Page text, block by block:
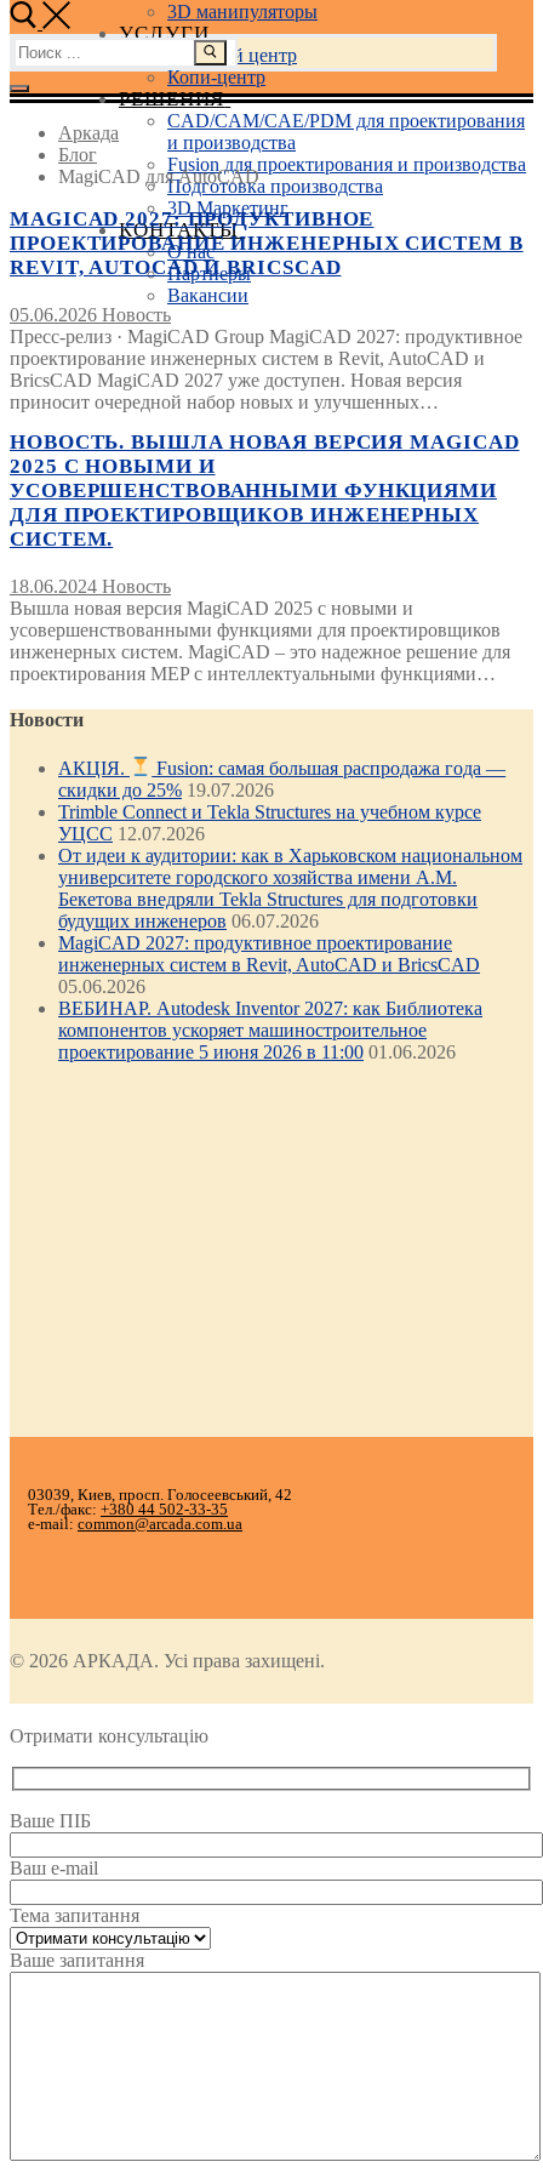
3D манипуляторы
УСЛУГИ
Учебный центр
Копи-центр
РЕШЕНИЯ
CAD/CAM/CAE/PDM для проектирования
и производства
Fusion для проектирования и производства
Подготовка производства
3D Маркетинг
КОНТАКТЫ
О нас
Партнеры
Вакансии
Найти:
Аркада
Блог
MagiCAD для AutoCAD
MAGICAD 2027: ПРОДУКТИВНОЕ
ПРОЕКТИРОВАНИЕ ИНЖЕНЕРНЫХ СИСТЕМ В
REVIT, AUTOCAD И BRICSCAD
05.06.2026 Новость
Пресс-релиз · MagiCAD Group MagiCAD 2027: продуктивное
проектирование инженерных систем в Revit, AutoCAD и
BricsCAD MagiCAD 2027 уже доступен. Новая версия
приносит очередной набор новых и улучшенных…
НОВОСТЬ. ВЫШЛА НОВАЯ ВЕРСИЯ MAGICAD
2025 С НОВЫМИ И
УСОВЕРШЕНСТВОВАННЫМИ ФУНКЦИЯМИ
ДЛЯ ПРОЕКТИРОВЩИКОВ ИНЖЕНЕРНЫХ
СИСТЕМ.
18.06.2024 Новость
Вышла новая версия MagiCAD 2025 с новыми и
усовершенствованными функциями для проектировщиков
инженерных систем. MagiCAD – это надежное решение для
проектирования MEP с интеллектуальными функциями…
Новости
АКЦІЯ.
Fusion: самая большая распродажа года —
скидки до 25% 19.07.2026
Trimble Connect и Tekla Structures на учебном курсе
УЦСС 12.07.2026
От идеи к аудитории: как в Харьковском национальном
университете городского хозяйства имени А.М.
Бекетова внедряли Tekla Structures для подготовки
будущих инженеров 06.07.2026
MagiCAD 2027: продуктивное проектирование
инженерных систем в Revit, AutoCAD и BricsCAD
05.06.2026
ВЕБИНАР. Autodesk Inventor 2027: как Библиотека
компонентов ускоряет машиностроительное
проектирование 5 июня 2026 в 11:00 01.06.2026
03039, Киев, просп. Голосеевський, 42
Тел./факс: +380 44 502-33-35
e-mail: common@arcada.com.ua
© 2026 АРКАДА. Усі права захищені.
Отримати консультацію
Ваше ПІБ
Ваш e-mail
Тема запитання
Ваше запитання